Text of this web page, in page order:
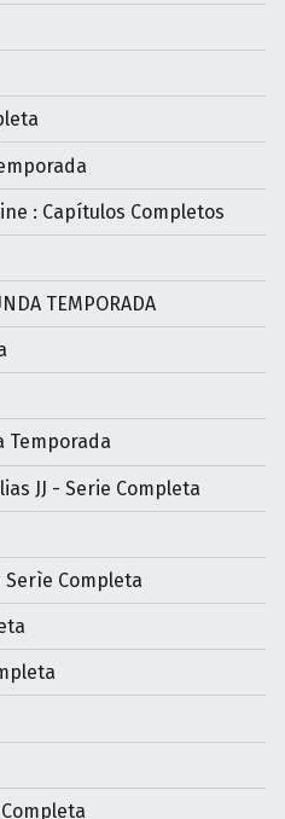
: Capítulos Completos
TEMPORADA
Temporada
JJ - Serie Completa
Completa